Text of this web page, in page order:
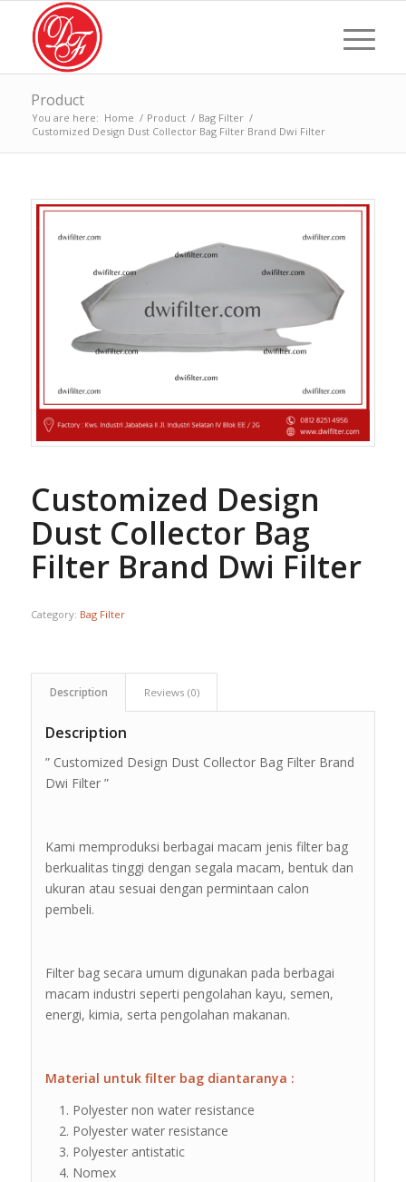
Product
You are here: Home / Product / Bag Filter /
Customized Design Dust Collector Bag Filter Brand Dwi Filter
Customized Design
Dust Collector Bag
Filter Brand Dwi Filter
Category: Bag Filter
Description Reviews (0)
Description
” Customized Design Dust Collector Bag Filter Brand
Dwi Filter ”
Kami memproduksi berbagai macam jenis filter bag
berkualitas tinggi dengan segala macam, bentuk dan
ukuran atau sesuai dengan permintaan calon
pembeli.
Filter bag secara umum digunakan pada berbagai
macam industri seperti pengolahan kayu, semen,
energi, kimia, serta pengolahan makanan.
Material untuk filter bag diantaranya :
Polyester non water resistance
Polyester water resistance
Polyester antistatic
Nomex